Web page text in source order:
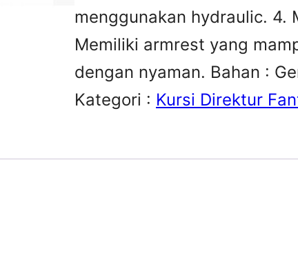
menggunakan hydraulic. 4.
Memiliki armrest yang
dengan nyaman. Bahan :
Kategori : Kursi Direktur